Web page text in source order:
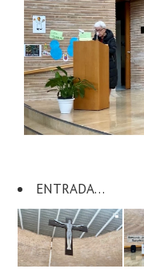
ENTRADA…